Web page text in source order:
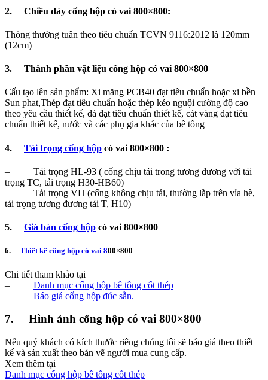
2. Chiều dày cống hộp có vai 800×800:
Thông thường tuân theo tiêu chuẩn TCVN 9116:2012 là 120mm
(12cm)
3. Thành phần vật liệu cống hộp có vai 800×800
Cấu tạo lên sản phẩm: Xi măng PCB40 đạt tiêu chuẩn hoặc xi bền
Sun phat,Thép đạt tiêu chuẩn hoặc thép kéo nguội cường độ cao
theo yêu cầu thiết kế, đá đạt tiêu chuẩn thiết kế, cát vàng đạt tiêu
chuẩn thiết kế, nước và các phụ gia khác của bê tông
4. Tải trọng cống hộp có vai 800×800 :
– Tải trọng HL-93 ( cống chịu tải trong tương đương với tải
trọng TC, tải trọng H30-HB60)
– Tải trọng VH (cống không chịu tải, thường lắp trên vỉa hè,
tải trọng tương đương tải T, H10)
5. Giá bán cống hộp có vai 800×800
6. Thiết kế cống hộp có vai 800×800
Chi tiết tham khảo tại
– Danh mục cống hộp bê tông cốt thép
– Báo giá cống hộp đúc sẵn.
7. Hình ảnh cống hộp có vai 800×800
Nếu quý khách có kích thước riêng chúng tôi sẽ báo giá theo thiết
kế và sản xuất theo bản vẽ người mua cung cấp.
Xem thêm tại
Danh mục cống hộp bê tông cốt thép